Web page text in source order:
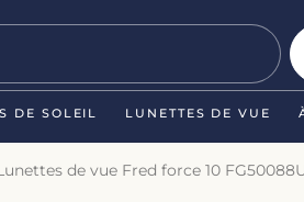
DE SOLEIL LUNETTES DE VUE
de vue Fred force 10